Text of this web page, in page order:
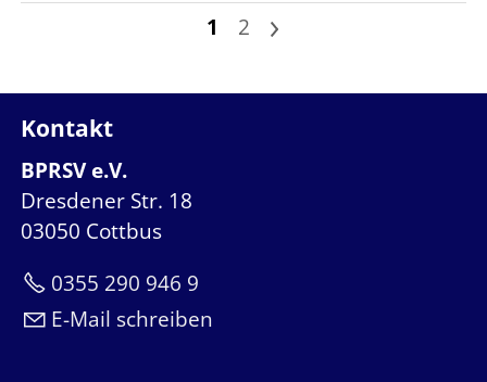
1 2 >
Kontakt
BPRSV e.V.
Dresdener Str. 18
03050 Cottbus
0355 290 946 9
E-Mail schreiben